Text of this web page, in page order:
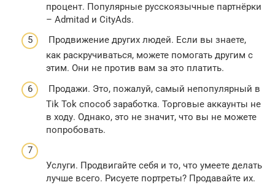
процент. Популярные русскоязычные партнёрки
– Admitad и CityAds.
Продвижение других людей. Если вы знаете,
как раскручиваться, можете помогать другим с
этим. Они не против вам за это платить.
Продажи. Это, пожалуй, самый непопулярный в
Tik Tok способ заработка. Торговые аккаунты не
в ходу. Однако, это не значит, что вы не можете
попробовать.
Услуги. Продвигайте себя и то, что умеете делать
лучше всего. Рисуете портреты? Продавайте их.